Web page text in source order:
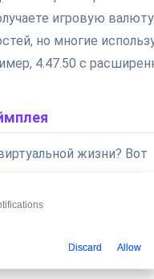
игровую
но многие
4.47.50 с
жизни? Вот
игроков:
— её можно
Discard Allow